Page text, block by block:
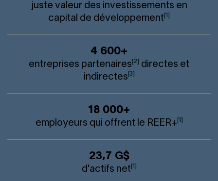
juste valeur des investissements en
capital de développement [1]
4 600+
entreprises partenaires [2]
directes et
indirectes [3]
18 000+
employeurs qui offrent le REER+ [1]
23,7 G$
d'actifs net [1]